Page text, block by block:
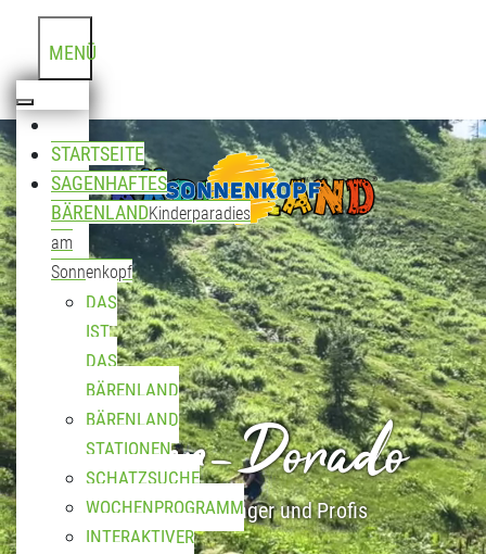
MENÜ
STARTSEITE
SAGENHAFTES
BÄRENLANDKinderparadies
am
Sonnenkopf
DAS
IST
DAS
BÄRENLAND
BÄRENLAND
STATIONEN
SCHATZSUCHE
WOCHENPROGRAMM
INTERAKTIVER
Biker-Dorado
Spaß für Anfänger und Profis